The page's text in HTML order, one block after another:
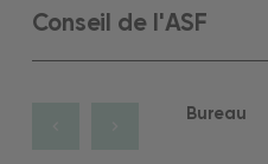
Conseil de l'ASF
Bureau